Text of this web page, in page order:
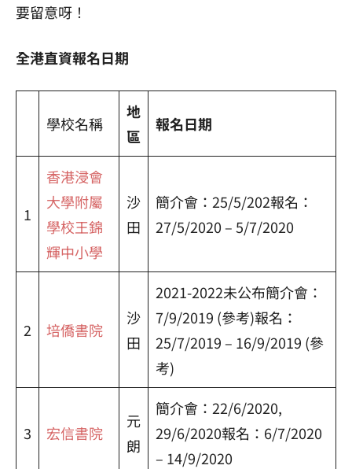
要留意呀！
全港直資報名日期
學校名稱
地
區
報名日期
1
香港浸會
大學附屬
學校王錦
輝中小學
沙
田
簡介會：25/5/202報名：
27/5/2020 – 5/7/2020
2 培僑書院
沙
田
2021-2022未公布簡介會：
7/9/2019 (參考)報名：
25/7/2019 – 16/9/2019 (參
考)
3 宏信書院
元
朗
簡介會：22/6/2020,
29/6/2020報名：6/7/2020
– 14/9/2020